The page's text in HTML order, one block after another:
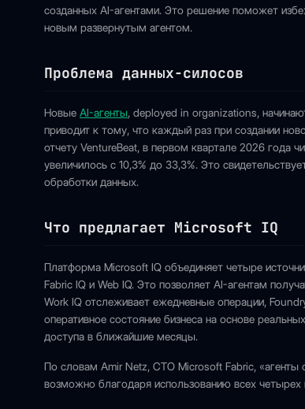
созданных AI-агентами. Это решение поможет
новым развернутым агентом.
Проблема данных-силосов
Новые AI-агенты, deployed in organizations,
приводит к тому, что каждый раз при создании
отчету VentureBeat, в первом квартале 2026 года
увеличилось с 10,3% до 33,3%. Это
обработки данных.
Что предлагает Microsoft IQ
Платформа Microsoft IQ объединяет четыре
Fabric IQ и Web IQ. Это позволяет AI-агентам
Work IQ отслеживает ежедневные операции,
оперативное состояние бизнеса на основе
доступа в ближайшие месяцы.
По словам Amir Netz, CTO Microsoft Fabric,
возможно благодаря использованию всех четырех